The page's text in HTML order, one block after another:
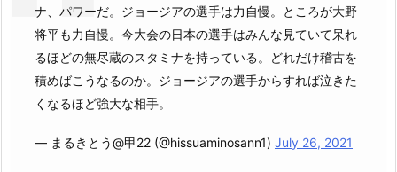
ナ、パワーだ。ジョージアの選手は力自慢。ところが大野
将平も力自慢。今大会の日本の選手はみんな見ていて呆れ
るほどの無尽蔵のスタミナを持っている。どれだけ稽古を
積めばこうなるのか。ジョージアの選手からすれば泣きた
くなるほど強大な相手。
— まるきとう@甲22 (@hissuaminosann1) July 26, 2021